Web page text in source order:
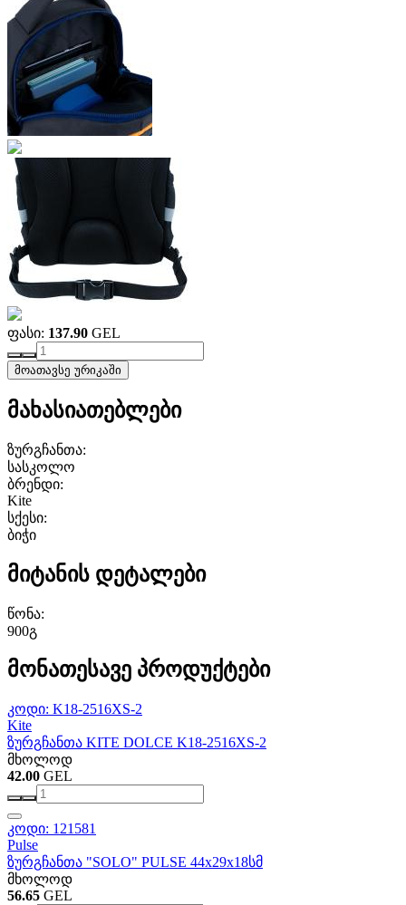
ფასი: 137.90 GEL
მოათავსე ურიკაში
მახასიათებლები
ზურგჩანთა:
სასკოლო
ბრენდი:
Kite
სქესი:
ბიჭი
მიტანის დეტალები
წონა:
900გ
მონათესავე პროდუქტები
კოდი: K18-2516XS-2
Kite
ზურგჩანთა KITE DOLCE K18-2516XS-2
მხოლოდ
42.00 GEL
კოდი: 121581
Pulse
ზურგჩანთა "SOLO" PULSE 44x29x18სმ
მხოლოდ
56.65 GEL